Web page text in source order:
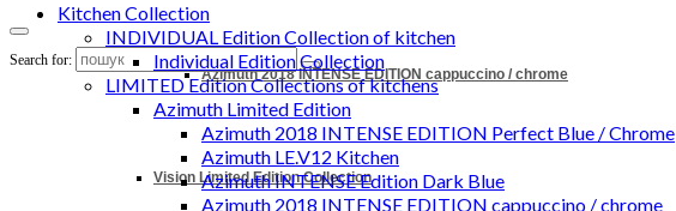
Azimuth 2018 INTENSE EDITION cappuccino / chrome
Vision Limited Edition Collection
Search for:
Kitchen Collection
INDIVIDUAL Edition Collection of kitchen
Individual Edition Collection
LIMITED Edition Collections of kitchens
Azimuth Limited Edition
Azimuth 2018 INTENSE EDITION Perfect Blue / Chrome
Azimuth LE.V12 Kitchen
Azimuth INTENSE Edition Dark Blue
Azimuth 2018 INTENSE EDITION cappuccino / chrome